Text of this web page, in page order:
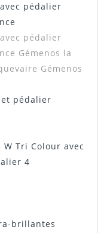
L'ongletpédalier
pédalier
Gémenos la
Gémenos
pédalier
W Tri Colour avec
4
brillantes